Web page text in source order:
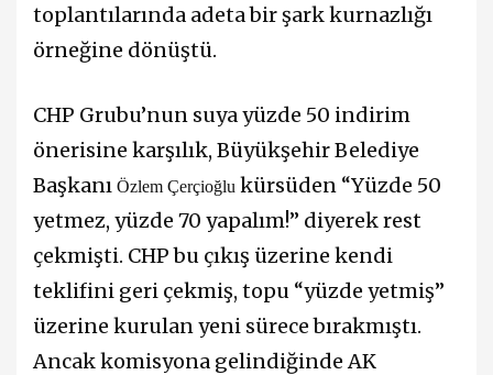
toplantılarında adeta bir şark kurnazlığı
örneğine dönüştü.
CHP Grubu’nun suya yüzde 50 indirim
önerisine karşılık, Büyükşehir Belediye
Başkanı Özlem Çerçioğlu kürsüden “Yüzde 50
yetmez, yüzde 70 yapalım!” diyerek rest
çekmişti. CHP bu çıkış üzerine kendi
teklifini geri çekmiş, topu “yüzde yetmiş”
üzerine kurulan yeni sürece bırakmıştı.
Ancak komisyona gelindiğinde AK